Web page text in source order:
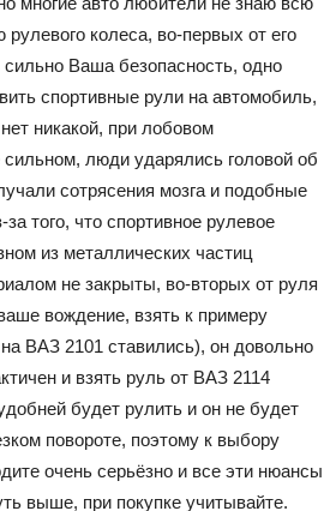
колеса, во-первых от его
Ваша безопасность, одно
спортивные рули на автомобиль,
никакой, при лобовом
люди ударялись головой об
сотрясения мозга и подобные
того, что спортивное рулевое
из металлических частиц
не закрыты, во-вторых от руля
вождение, взять к примеру
ВАЗ 2101 ставились), он довольно
и взять руль от ВАЗ 2114
будет рулить и он не будет
повороте, поэтому к выбору
очень серьёзно и все эти нюансы
выше, при покупке учитывайте.